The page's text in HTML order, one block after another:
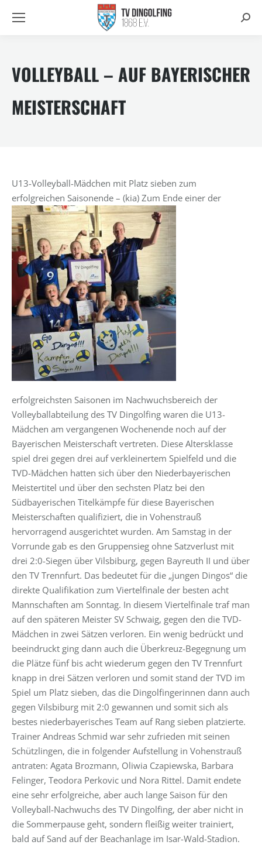
VOLLEYBALL – AUF BAYERISCHER
MEISTERSCHAFT
U13-Volleyball-Mädchen mit Platz sieben zum
erfolgreichen Saisonende – (kia) Zum Ende einer der
erfolgreichsten Saisonen im Nachwuchsbereich der
Volleyballabteilung des TV Dingolfing waren die U13-
Mädchen am vergangenen Wochenende noch auf der
Bayerischen Meisterschaft vertreten. Diese Altersklasse
spiel drei gegen drei auf verkleinertem Spielfeld und die
TVD-Mädchen hatten sich über den Niederbayerischen
Meistertitel und über den sechsten Platz bei den
Südbayerischen Titelkämpfe für diese Bayerischen
Meisterschaften qualifiziert, die in Vohenstrauß
hervorragend ausgerichtet wurden. Am Samstag in der
Vorrunde gab es den Gruppensieg ohne Satzverlust mit
drei 2:0-Siegen über Vilsbiburg, gegen Bayreuth II und über
den TV Trennfurt. Das bedeutet für die „jungen Dingos“ die
direkte Qualifikation zum Viertelfinale der besten acht
Mannschaften am Sonntag. In diesem Viertelfinale traf man
auf den späteren Meister SV Schwaig, gegen den die TVD-
Mädchen in zwei Sätzen verloren. Ein wenig bedrückt und
beeindruckt ging dann auch die Überkreuz-Begegnung um
die Plätze fünf bis acht wiederum gegen den TV Trennfurt
knapp in drei Sätzen verloren und somit stand der TVD im
Spiel um Platz sieben, das die Dingolfingerinnen dann auch
gegen Vilsbiburg mit 2:0 gewannen und somit sich als
bestes niederbayerisches Team auf Rang sieben platzierte.
Trainer Andreas Schmid war sehr zufrieden mit seinen
Schützlingen, die in folgender Aufstellung in Vohenstrauß
antraten: Agata Brozmann, Oliwia Czapiewska, Barbara
Felinger, Teodora Perkovic und Nora Rittel. Damit endete
eine sehr erfolgreiche, aber auch lange Saison für den
Volleyball-Nachwuchs des TV Dingolfing, der aber nicht in
die Sommerpause geht, sondern fleißig weiter trainiert,
bald auf Sand auf der Beachanlage im Isar-Wald-Stadion.